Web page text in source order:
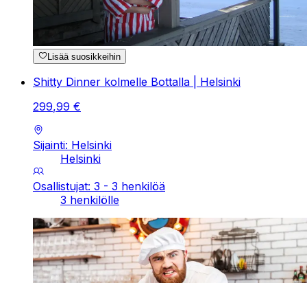
Lisää suosikkeihin
Shitty Dinner kolmelle Bottalla | Helsinki
299,99 €
Sijainti: Helsinki
Helsinki
Osallistujat: 3 - 3 henkilöä
3 henkilölle